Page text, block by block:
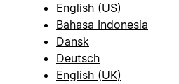
English (US)
Bahasa Indonesia
Dansk
Deutsch
English (UK)